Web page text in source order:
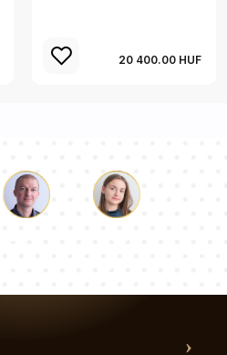
20 400.00 HUF